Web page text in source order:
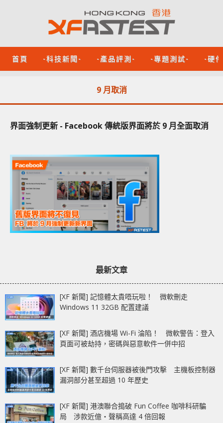
首頁 -科技新聞- -產品評測- -專題測試- -硬
9 月取消
界面強制更新 - Facebook 傳統版界面將於 9 月全面取消
最新文章
[XF 新聞] 記憶體太貴唔玩啦！ 微軟刪走
Windows 11 32GB 配置建議
[XF 新聞] 酒店機場 Wi-Fi 淪陷！ 微軟警告：登入
頁面可被劫持，密碼與惡意軟件一併中招
[XF 新聞] 數千台伺服器被後門攻擊 主機板控制器
漏洞部分甚至超過 10 年歷史
[XF 新聞] 港澳聯合搗破 Fun Coffee 咖啡科研騙
局 涉款近億‧聲稱高達 4 倍回報